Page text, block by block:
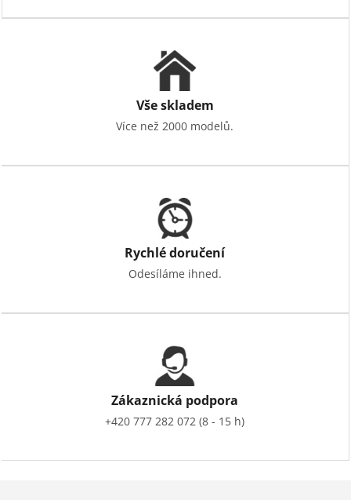
Vše skladem
Více než 2000 modelů.
Rychlé doručení
Odesíláme ihned.
Zákaznická podpora
+420 777 282 072 (8 - 15 h)